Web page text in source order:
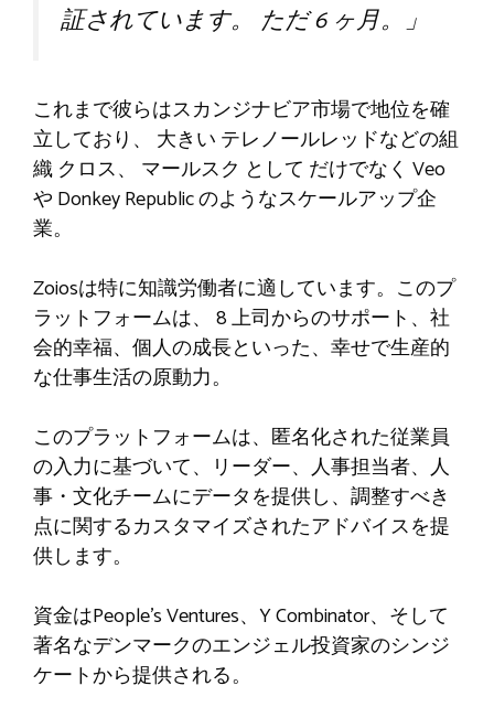
証されています。 ただ6ヶ月。」
これまで彼らはスカンジナビア市場で地位を確
立しており、 大きい テレノールレッドなどの組
織 クロス、 マールスク として だけでなく Veo
や Donkey Republic のようなスケールアップ企
業。
Zoiosは特に知識労働者に適しています。このプ
ラットフォームは、 8上司からのサポート、社
会的幸福、個人の成長といった、幸せで生産的
な仕事生活の原動力。
このプラットフォームは、匿名化された従業員
の入力に基づいて、リーダー、人事担当者、人
事・文化チームにデータを提供し、調整すべき
点に関するカスタマイズされたアドバイスを提
供します。
資金はPeople’s Ventures、Y Combinator、そして
著名なデンマークのエンジェル投資家のシンジ
ケートから提供される。